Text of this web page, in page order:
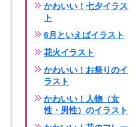
かわいい！七夕イラス
ト
6月といえばイラスト
花火イラスト
かわいい！お祭りのイ
ラスト
かわいい！人物（女
性・男性）のイラスト